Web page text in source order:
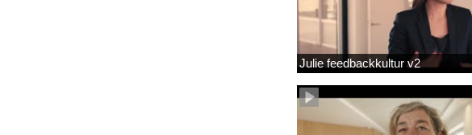
Julie feedbackkultur v2